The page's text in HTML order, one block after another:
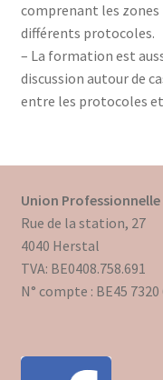
comprenant les
différents protocoles.
– La formation est
discussion autour de
entre les protocoles
Union
Rue de la station, 27
4040 Herstal
TVA: BE0408.758.691
N° compte : BE45 7320